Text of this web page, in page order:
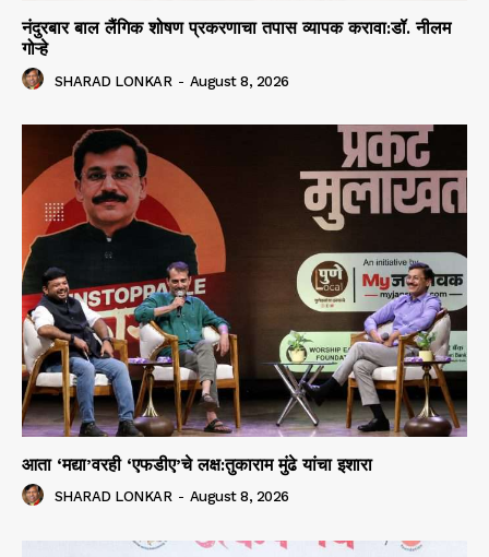
नंदुरबार बाल लैंगिक शोषण प्रकरणाचा तपास व्यापक करावा:डॉ. नीलम
गोऱ्हे
SHARAD LONKAR - August 8, 2026
आता ‘मद्या’वरही ‘एफडीए’चे लक्ष:तुकाराम मुंढे यांचा इशारा
SHARAD LONKAR - August 8, 2026